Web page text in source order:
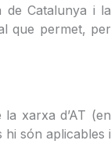
Catalunya i la
que permet, per
xarxa d’AT (en
hi són aplicables i